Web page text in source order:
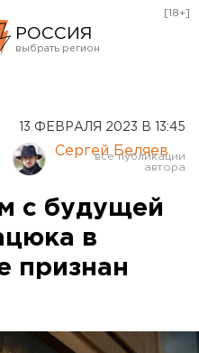
РОССИЯ
Курган
Оренбург
[18+]
13 ФЕВРАЛЯ 2023 В 13:45
Сергей Беляев
с будущей
в
признан